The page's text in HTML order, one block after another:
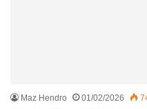
Maz Hendro 01/02/2026